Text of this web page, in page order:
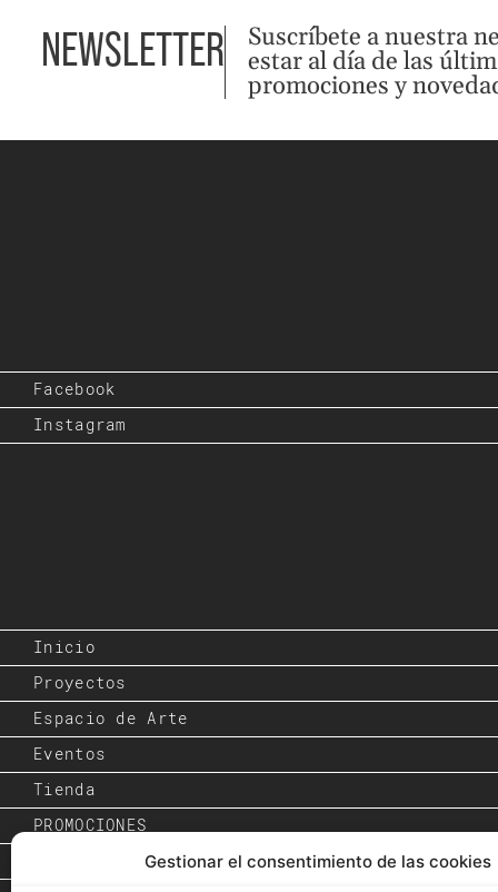
Gestionar el consentimiento de las cookies
NEWSLETTER Suscríbete a nuestra
estar al día de las
promociones y
Facebook
Instagram
Inicio
Proyectos
Espacio de Arte
Eventos
Tienda
PROMOCIONES
Inspiración